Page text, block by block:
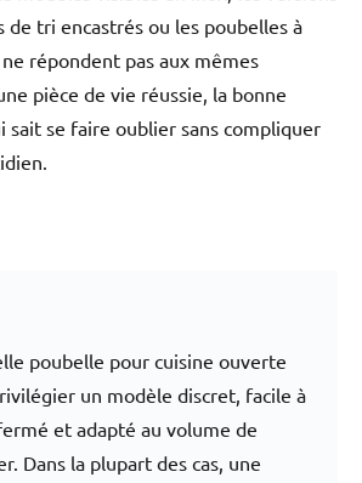
de tri encastrés ou les poubelles à
répondent pas aux mêmes
pièce de vie réussie, la bonne
sait se faire oublier sans compliquer
poubelle pour cuisine ouverte
un modèle discret, facile à
et adapté au volume de
Dans la plupart des cas, une